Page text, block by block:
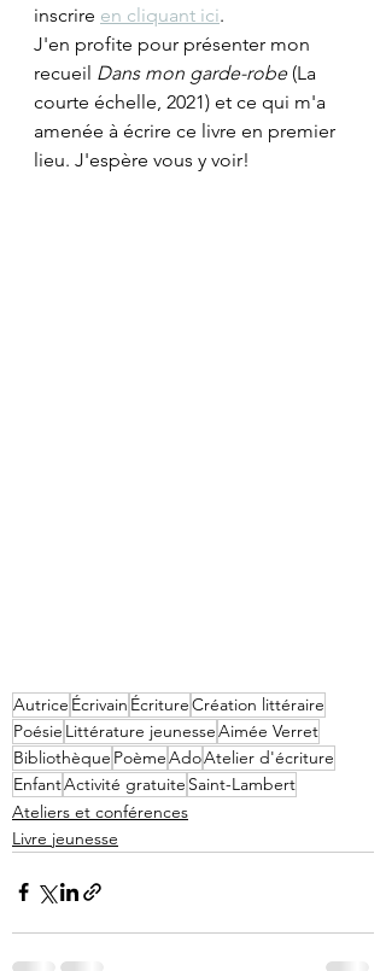
inscrire en cliquant ici.
J'en profite pour présenter mon
recueil Dans mon garde-robe (La
courte échelle, 2021) et ce qui m'a
amenée à écrire ce livre en premier
lieu. J'espère vous y voir!
Autrice Écrivain ÉcritureCréation littéraire
Poésie Littérature jeunesseAimée Verret
Bibliothèque PoèmeAdoAtelier d'écriture
EnfantActivité gratuite Saint-Lambert
Ateliers et conférences
Livre jeunesse